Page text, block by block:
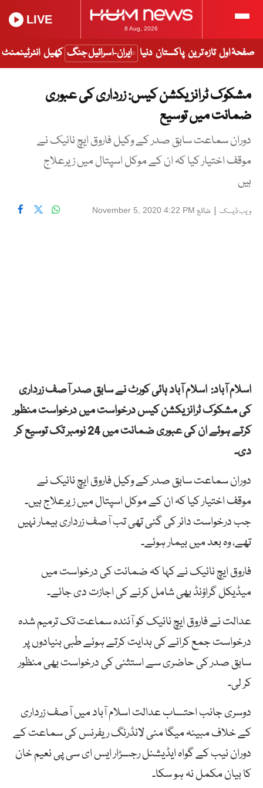
8 Aug, 2026
LIVE
صفحۂ اول تازہ ترین پاکستان دنیا ایران-اسرائیل جنگ کھیل انٹرٹینمنٹ
مشکوک ٹرانزیکشن کیس: زرداری کی عبوری
ضمانت میں توسیع
دوران سماعت سابق صدر کے وکیل فاروق ایچ نائیک نے
موقف اختیار کیا کہ ان کے موکل اسپتال میں زیرعلاج
ہیں
ویب ڈیسک | شائع November 5, 2020 4:22 PM
اسلام آباد: اسلام آباد ہائی کورٹ نے سابق صدر آصف زرداری
کی مشکوک ٹرانزیکشن کیس درخواست میں درخواست منظور
کرتے ہوئے ان کی عبوری ضمانت میں 24 نومبر تک توسیع کر
دی۔
دوران سماعت سابق صدر کے وکیل فاروق ایچ نائیک نے
موقف اختیار کیا کہ ان کے موکل اسپتال میں زیرعلاج ہیں۔
جب درخواست دائر کی گئی تھی تب آصف زرداری بیمار نہیں
تھے، وہ بعد میں بیمار ہوئے۔
فاروق ایچ نائیک نے کہا کہ ضمانت کی درخواست میں
میڈیکل گراؤنڈ بھی شامل کرنے کی اجازت دی جائے۔
عدالت نے فاروق ایچ نائیک کو آئندہ سماعت تک ترمیم شدہ
درخواست جمع کرانے کی ہدایت کرتے ہوئے طبی بنیادوں پر
سابق صدر کی حاضری سے استثنی کی درخواست بھی منظور
کر لی۔
دوسری جانب احتساب عدالت اسلام آباد میں آصف زرداری
کے خلاف مبینہ میگا منی لانڈرنگ ریفرنس کی سماعت کے
دوران نیب کے گواہ ایڈیشنل رجسڑار ایس ای سی پی نعیم خان
کا بیان مکمل نہ ہو سکا۔